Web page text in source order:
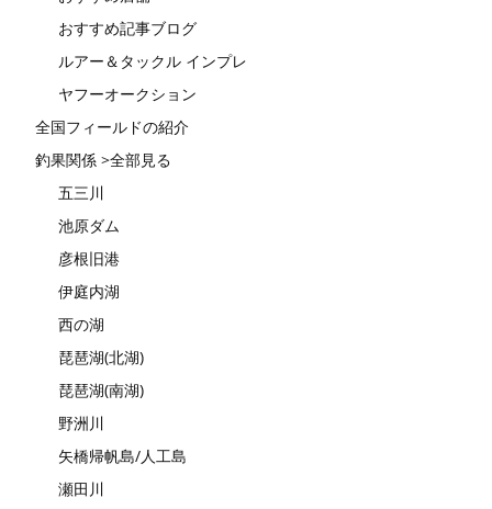
おすすめ記事ブログ
ルアー＆タックル インプレ
ヤフーオークション
全国フィールドの紹介
釣果関係 >全部見る
五三川
池原ダム
彦根旧港
伊庭内湖
西の湖
琵琶湖(北湖)
琵琶湖(南湖)
野洲川
矢橋帰帆島/人工島
瀬田川